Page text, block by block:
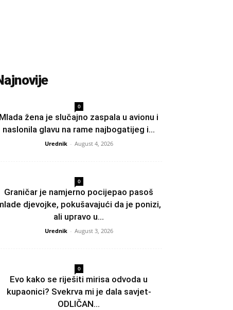
0
Mlada žena je slučajno zaspala u avionu i
naslonila glavu na rame najbogatijeg i...
Urednik - August 4, 2026
0
Graničar je namjerno pocijepao pasoš
djevojke, pokušavajući da je ponizi,
ali upravo u...
Urednik - August 3, 2026
0
Evo kako se riješiti mirisa odvoda u
kupaonici? Svekrva mi je dala savjet-
ODLIČAN...